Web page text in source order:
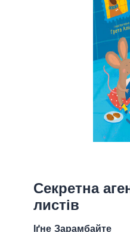
Секретна
листів
Іґне Зарамбайте